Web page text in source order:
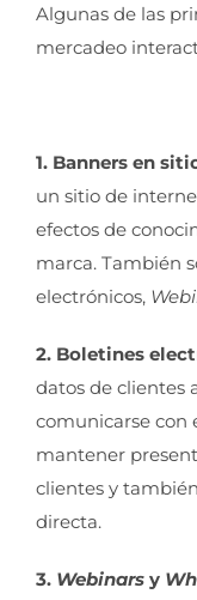
Algunas de las
mercadeo
1. Banners en
un sitio de
efectos de
marca. También
electrónicos,
2. Boletines
datos de clientes
comunicarse con
mantener
clientes y
directa.
3. Webinars y